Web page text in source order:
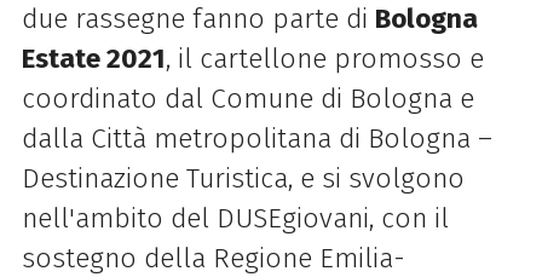
due rassegne fanno parte di Bologna
Estate 2021, il cartellone promosso e
coordinato dal Comune di Bologna e
dalla Città metropolitana di Bologna –
Destinazione Turistica, e si svolgono
nell'ambito del DUSEgiovani, con il
sostegno della Regione Emilia-